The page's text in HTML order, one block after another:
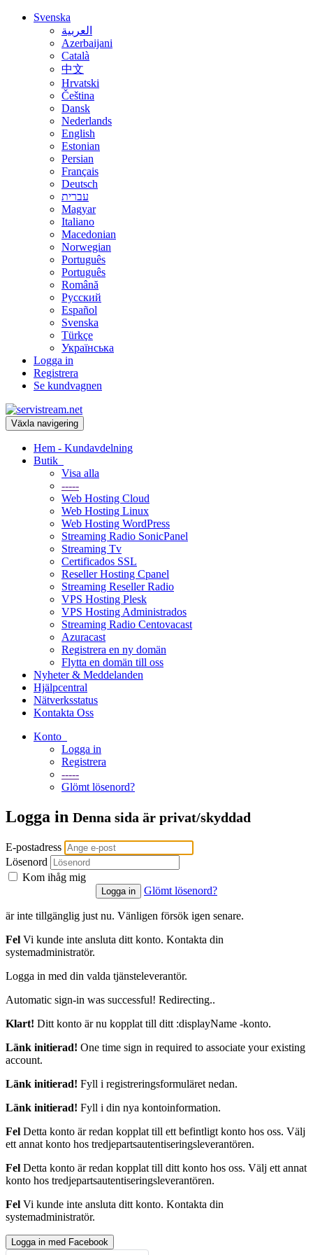
Svenska
العربية
Azerbaijani
Català
中文
Hrvatski
Čeština
Dansk
Nederlands
English
Estonian
Persian
Français
Deutsch
עברית
Magyar
Italiano
Macedonian
Norwegian
Português
Português
Română
Русский
Español
Svenska
Türkçe
Українська
Logga in
Registrera
Se kundvagnen
Växla navigering
Hem - Kundavdelning
Butik
Visa alla
-----
Web Hosting Cloud
Web Hosting Linux
Web Hosting WordPress
Streaming Radio SonicPanel
Streaming Tv
Certificados SSL
Reseller Hosting Cpanel
Streaming Reseller Radio
VPS Hosting Plesk
VPS Hosting Administrados
Streaming Radio Centovacast
Azuracast
Registrera en ny domän
Flytta en domän till oss
Nyheter & Meddelanden
Hjälpcentral
Nätverksstatus
Kontakta Oss
Konto
Logga in
Registrera
-----
Glömt lösenord?
Logga in Denna sida är privat/skyddad
E-postadress
Lösenord
Kom ihåg mig
Glömt lösenord?
är inte tillgänglig just nu. Vänligen försök igen senare.
Fel Vi kunde inte ansluta ditt konto. Kontakta din
systemadministratör.
Logga in med din valda tjänsteleverantör.
Automatic sign-in was successful! Redirecting..
Klart! Ditt konto är nu kopplat till ditt :displayName -konto.
Länk initierad! One time sign in required to associate your existing
account.
Länk initierad! Fyll i registreringsformuläret nedan.
Länk initierad! Fyll i din nya kontoinformation.
Fel Detta konto är redan kopplat till ett befintligt konto hos oss. Välj
ett annat konto hos tredjepartsautentiseringsleverantören.
Fel Detta konto är redan kopplat till ditt konto hos oss. Välj ett annat
konto hos tredjepartsautentiseringsleverantören.
Fel Vi kunde inte ansluta ditt konto. Kontakta din
systemadministratör.
Logga in med Facebook